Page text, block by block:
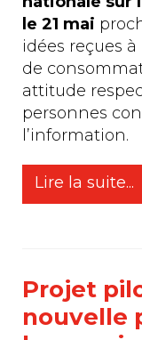
le 21 mai
idées reçues
de
attitude
personnes
l’information.
Lire la suite...
Projet
nouvelle